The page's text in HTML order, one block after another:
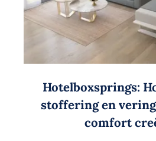
Hotelboxsprings:
stoffering en
comfort